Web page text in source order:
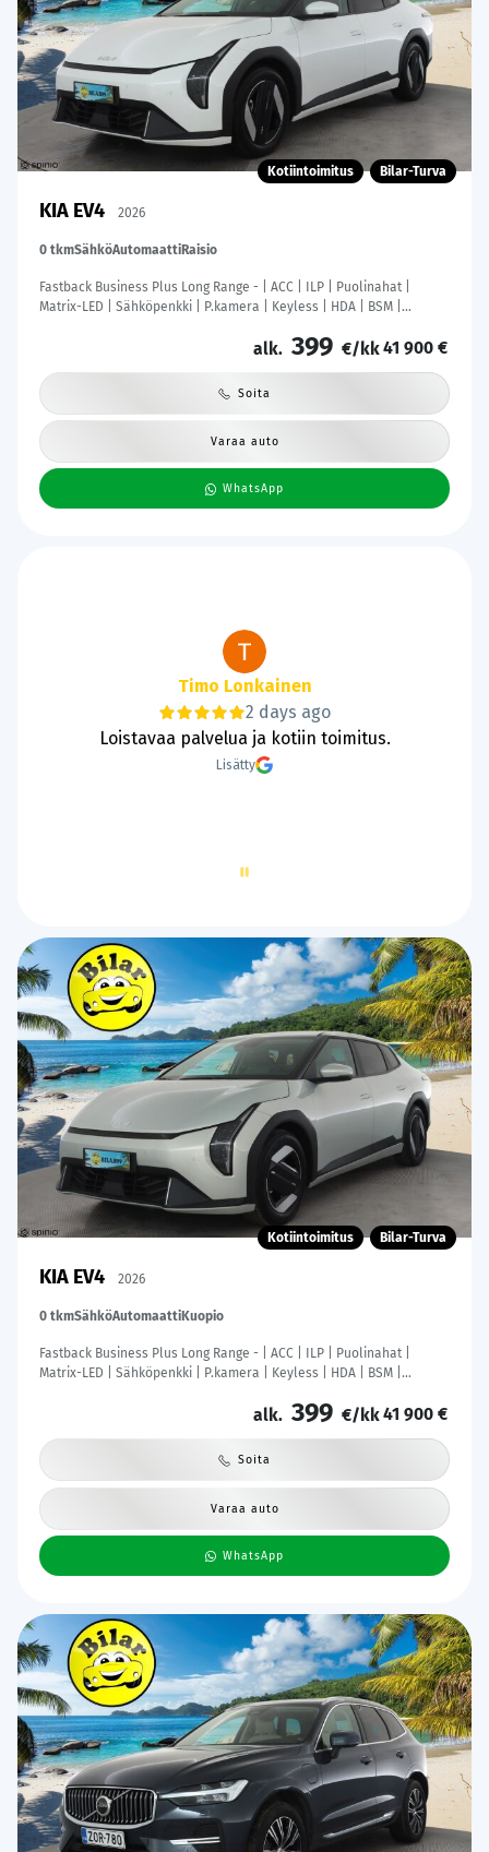
Kotiintoimitus Bilar-Turva
KIA EV4 2026
0 tkmSähköAutomaattiRaisio
Fastback Business Plus Long Range - | ACC | ILP | Puolinahat |
Matrix-LED | Sähköpenkki | P.kamera | Keyless | HDA | BSM |
alk. 399 €/kk41 900 €
Soita
Varaa auto
WhatsApp
Tanie Lund
2 days ago
Hyvää ja sujuvaa kaupantekoa.
Lisätty
Kotiintoimitus Bilar-Turva
KIA EV4 2026
0 tkmSähköAutomaatti Kuopio
Fastback Business Plus Long Range - | ACC | ILP | Puolinahat |
Matrix-LED | Sähköpenkki | P.kamera | Keyless | HDA | BSM |
alk. 399 €/kk41 900 €
Soita
Varaa auto
WhatsApp